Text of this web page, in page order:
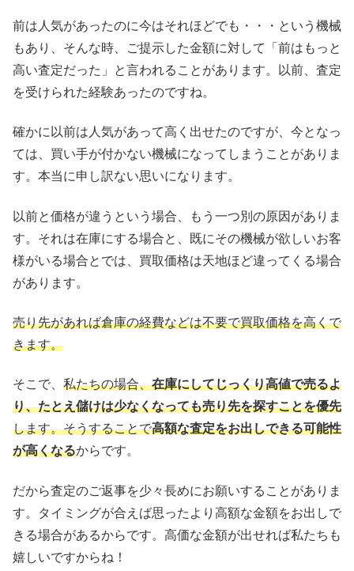
前は人気があったのに今はそれほどでも・・・という機械
もあり、そんな時、ご提示した金額に対して「前はもっと
高い査定だった」と言われることがあります。以前、査定
を受けられた経験あったのですね。
確かに以前は人気があって高く出せたのですが、今となっ
ては、買い手が付かない機械になってしまうことがありま
す。本当に申し訳ない思いになります。
以前と価格が違うという場合、もう一つ別の原因がありま
す。それは在庫にする場合と、既にその機械が欲しいお客
様がいる場合とでは、買取価格は天地ほど違ってくる場合
があります。
売り先があれば倉庫の経費などは不要で買取価格を高くで
きます。
そこで、 私たちの場合、在庫にしてじっくり高値で売るよ
り、たとえ儲けは少なくなっても売り先を探すことを優先
します。そうすることで高額な査定をお出しできる可能性
が高くなるからです。
だから査定のご返事を少々長めにお願いすることがありま
す。タイミングが合えば思ったより高額な金額をお出しで
きる場合があるからです。高価な金額が出せれば私たちも
嬉しいですからね！